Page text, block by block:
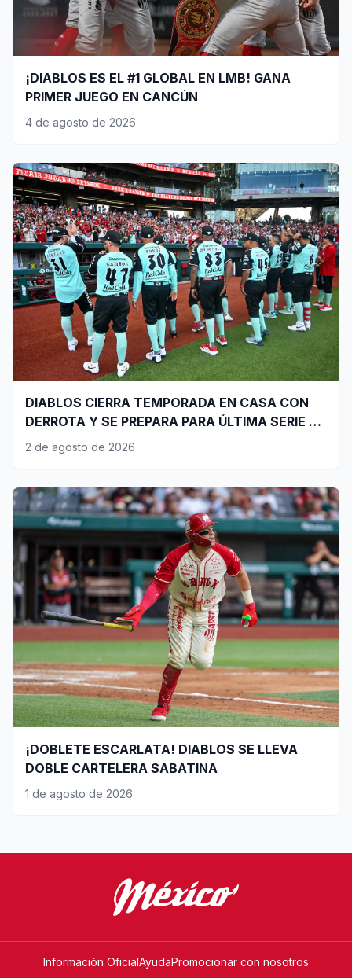
¡DIABLOS ES EL #1 GLOBAL EN LMB! GANA
PRIMER JUEGO EN CANCÚN
4 de agosto de 2026
DIABLOS CIERRA TEMPORADA EN CASA CON
DERROTA Y SE PREPARA PARA ÚLTIMA SERIE DE
PLAYOFFS
2 de agosto de 2026
¡DOBLETE ESCARLATA! DIABLOS SE LLEVA
DOBLE CARTELERA SABATINA
1 de agosto de 2026
Información OficialAyudaPromocionar con nosotros